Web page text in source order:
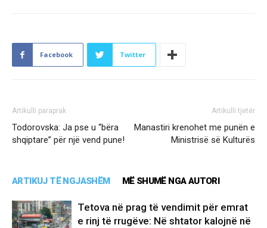
Facebook Twitter
Artikulli paraprak
Todorovska: Ja pse u “bëra
shqiptare” për një vend pune!
Artikulli tjetër
Manastiri krenohet me punën e
Ministrisë së Kulturës
ARTIKUJ TË NGJASHËM MË SHUMË NGA AUTORI
Tetova në prag të vendimit për emrat
e rinj të rrugëve: Në shtator kalojnë në